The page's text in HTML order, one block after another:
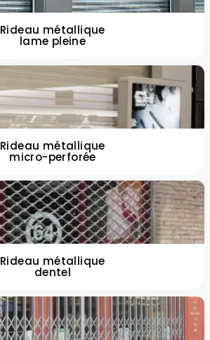
Rideau métallique
lame pleine
Rideau métallique
micro-perforée
Rideau métallique
dentel